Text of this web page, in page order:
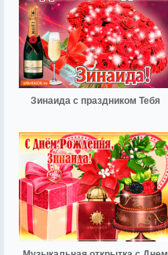
Зинаида с праздником Тебя